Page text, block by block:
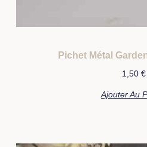
Pichet Métal
1,50 €
Ajouter Au